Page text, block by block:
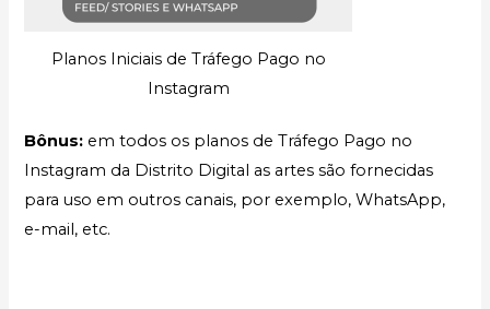
Planos Iniciais de Tráfego Pago no
Instagram
Bônus: em todos os planos de Tráfego Pago no
Instagram da Distrito Digital as artes são fornecidas
para uso em outros canais, por exemplo, WhatsApp,
e-mail, etc.